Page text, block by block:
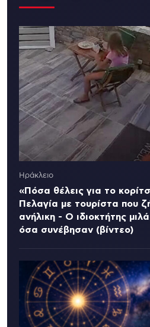
Ηράκλειο
«Πόσα θέλεις για το
Πελαγία με τουρίστα που
ανήλικη - Ο ιδιοκτήτης
όσα συνέβησαν (βίντεο)